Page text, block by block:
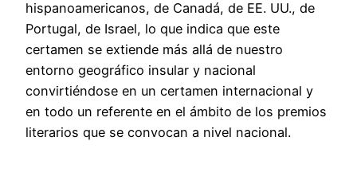
hispanoamericanos, de Canadá, de EE. UU., de
Portugal, de Israel, lo que indica que este
certamen se extiende más allá de nuestro
entorno geográfico insular y nacional
convirtiéndose en un certamen internacional y
en todo un referente en el ámbito de los premios
literarios que se convocan a nivel nacional.